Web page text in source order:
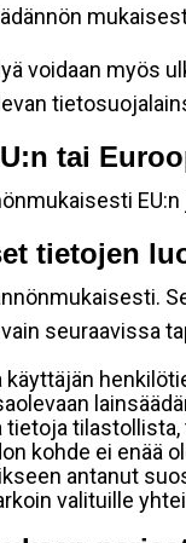
voidaan myös
tai
tietojen
seuraavissa
käyttäjän
tietoja
kohde ei enää
antanut
valituille